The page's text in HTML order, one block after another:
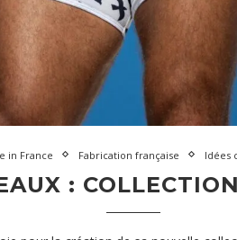
in France Fabrication française Idées
: